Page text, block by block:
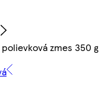
zmes 350 g